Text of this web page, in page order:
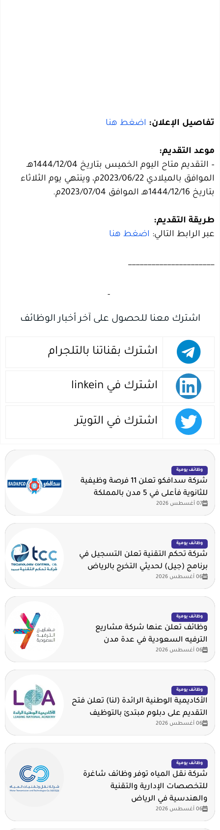
تفاصيل الإعلان: اضغط هنا
موعد التقديم:
– التقديم متاح اليوم الخميس بتاريخ 1444/12/04هـ
الموافق بالميلادي 2023/06/22م، وينتهي يوم الثلاثاء
بتاريخ 1444/12/16هـ الموافق 2023/07/04م.
طريقة التقديم:
عبر الرابط التالي: اضغط هنا
______________________
-‏
اشترك معنا للحصول على آخر أخبار الوظائف
اشترك بقناتنا بالتلجرام
اشترك في linkein
اشترك في التويتر
وظائف يومية
شركة سدافكو تعلن 11 فرصة وظيفية
للثانوية فأعلى في 5 مدن بالمملكة
07 أغسطس 2026
وظائف يومية
شركة تحكم التقنية تعلن التسجيل في
برنامج (جيل) لحديثي التخرج بالرياض
06 أغسطس 2026
وظائف يومية
وظائف تعلن عنها شركة مشاريع
الترفيه السعودية في عدة مدن
06 أغسطس 2026
وظائف يومية
الأكاديمية الوطنية الرائدة (لنا) تعلن فتح
التقديم على دبلوم مبتدئ بالتوظيف
06 أغسطس 2026
وظائف يومية
شركة نقل المياه توفر وظائف شاغرة
للتخصصات الإدارية والتقنية
والهندسية في الرياض
06 أغسطس 2026